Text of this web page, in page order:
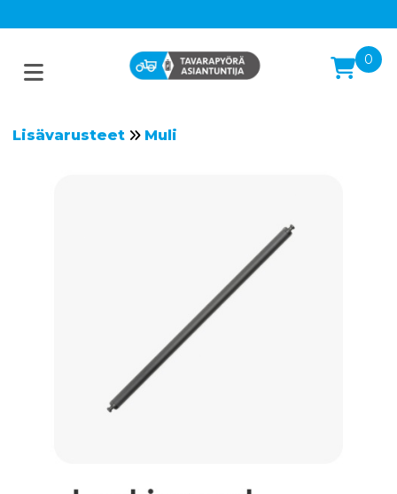
0
Lisävarusteet Muli